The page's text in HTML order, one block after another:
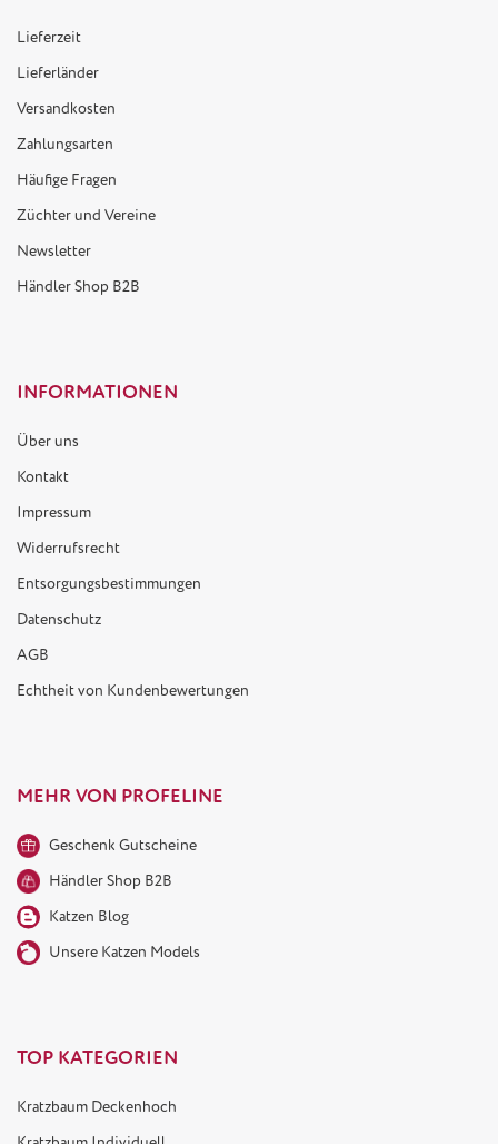
Lieferzeit
Lieferländer
Versandkosten
Zahlungsarten
Häufige Fragen
Züchter und Vereine
Newsletter
Händler Shop B2B
INFORMATIONEN
Über uns
Kontakt
Impressum
Widerrufsrecht
Entsorgungsbestimmungen
Datenschutz
AGB
Echtheit von Kundenbewertungen
MEHR VON PROFELINE
Geschenk Gutscheine
Händler Shop B2B
Katzen Blog
Unsere Katzen Models
TOP KATEGORIEN
Kratzbaum Deckenhoch